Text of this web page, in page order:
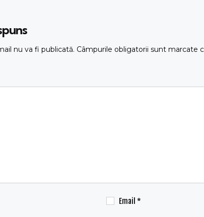
nu va fi publicată. Câmpurile obligatorii sunt marcate
Email *